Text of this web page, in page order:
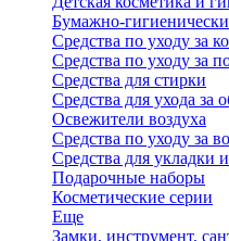
Бумажно-
Средства по уходу за
Средства по уходу за
Средства для стирки
Средства для ухода за
Освежители воздуха
Средства по уходу за
Средства для укладки
Подарочные наборы
Косметические серии
Еще
Замки, инструмент,